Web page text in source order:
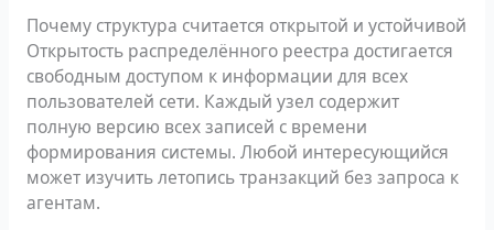
Почему структура считается открытой и устойчивой
Открытость распределённого реестра достигается
свободным доступом к информации для всех
пользователей сети. Каждый узел содержит
полную версию всех записей с времени
формирования системы. Любой интересующийся
может изучить летопись транзакций без запроса к
агентам.